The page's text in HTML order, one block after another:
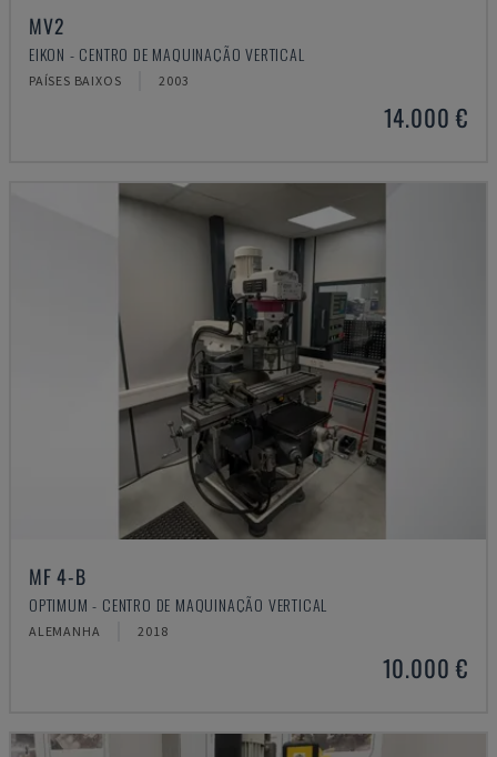
MV2
EIKON - CENTRO DE MAQUINAÇÃO VERTICAL
PAÍSES BAIXOS 2003
14.000 €
MF 4-B
OPTIMUM - CENTRO DE MAQUINAÇÃO VERTICAL
ALEMANHA 2018
10.000 €